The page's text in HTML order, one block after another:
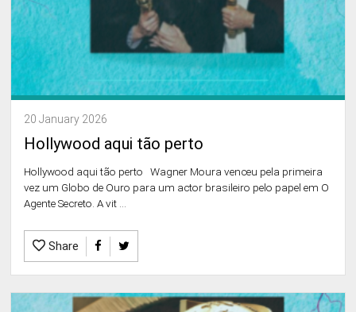
20 January 2026
Hollywood aqui tão perto
Hollywood aqui tão perto Wagner Moura venceu pela primeira
vez um Globo de Ouro para um actor brasileiro pelo papel em O
Agente Secreto. A vit ...
Share